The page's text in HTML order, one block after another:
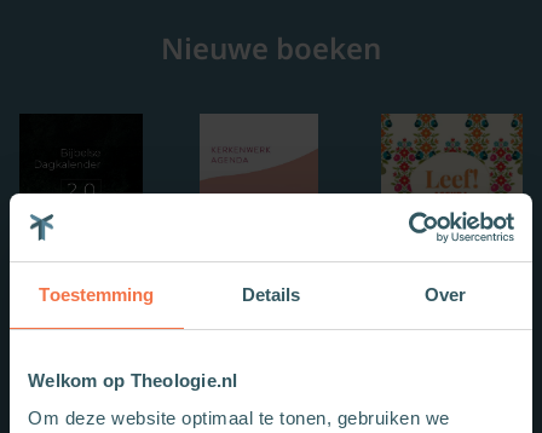
Toestemming Details Over
Welkom op Theologie.nl
Om deze website optimaal te tonen, gebruiken we
Nieuwe boeken